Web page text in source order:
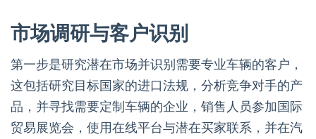
市场调研与客户识别
第一步是研究潜在市场并识别需要专业车辆的客户，
这包括研究目标国家的进口法规，分析竞争对手的产
品，并寻找需要定制车辆的企业，销售人员参加国际
贸易展览会，使用在线平台与潜在买家联系，并在汽